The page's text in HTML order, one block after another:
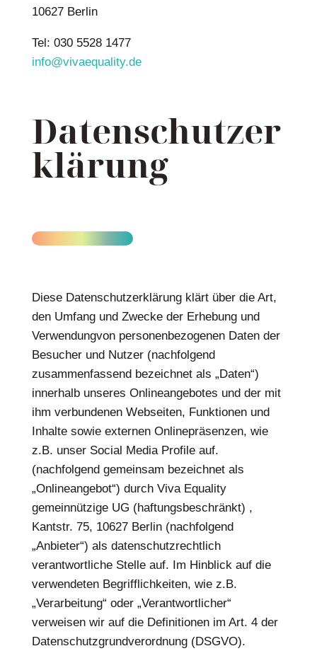
10627 Berlin
Tel: 030 5528 1477
info@vivaequality.de
Datenschutzer
klärung
Diese Datenschutzerklärung klärt über die Art,
den Umfang und Zwecke der Erhebung und
Verwendungvon personenbezogenen Daten der
Besucher und Nutzer (nachfolgend
zusammenfassend bezeichnet als „Daten“)
innerhalb unseres Onlineangebotes und der mit
ihm verbundenen Webseiten, Funktionen und
Inhalte sowie externen Onlinepräsenzen, wie
z.B. unser Social Media Profile auf.
(nachfolgend gemeinsam bezeichnet als
„Onlineangebot“) durch Viva Equality
gemeinnützige UG (haftungsbeschränkt) ,
Kantstr. 75, 10627 Berlin (nachfolgend
„Anbieter“) als datenschutzrechtlich
verantwortliche Stelle auf. Im Hinblick auf die
verwendeten Begrifflichkeiten, wie z.B.
„Verarbeitung“ oder „Verantwortlicher“
verweisen wir auf die Definitionen im Art. 4 der
Datenschutzgrundverordnung (DSGVO).